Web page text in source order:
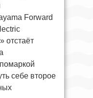
Forward
отстаёт
себе второе